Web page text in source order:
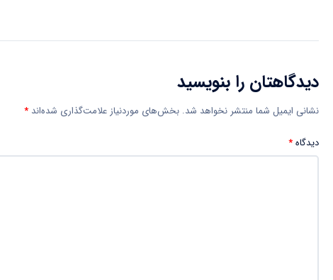
دیدگاهتان را بنویسید
نشانی ایمیل شما منتشر نخواهد شد. بخش‌های موردنیاز علامت‌گذاری شده‌اند *
دیدگاه*